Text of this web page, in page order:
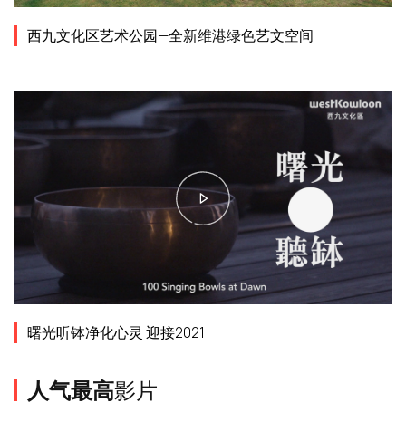
西九文化区艺术公园—全新维港绿色艺文空间
曙光听钵净化心灵 迎接2021
人气最高影片